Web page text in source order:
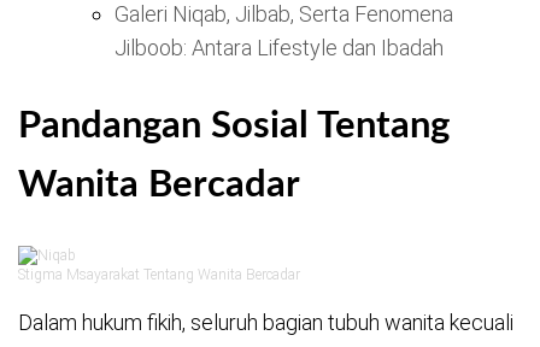
Galeri Niqab, Jilbab, Serta Fenomena
Jilboob: Antara Lifestyle dan Ibadah
Pandangan Sosial Tentang
Wanita Bercadar
Stigma Msayarakat Tentang Wanita Bercadar
Dalam hukum fikih, seluruh bagian tubuh wanita kecuali